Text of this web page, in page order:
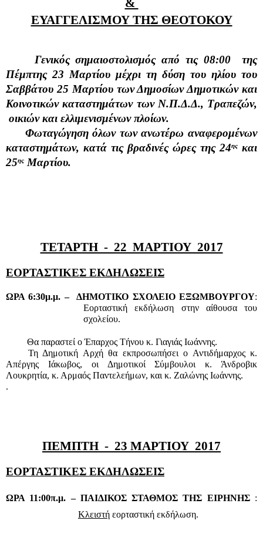
&
ΕΥΑΓΓΕΛΙΣΜΟΥ ΤΗΣ ΘΕΟΤΟΚΟΥ
Πέμπτης 23 Μαρτίου μέχρι τη δύση του ηλίου του
Σαββάτου 25 Μαρτίου των Δημοσίων Δημοτικών και
Κοινοτικών καταστημάτων των Ν.Π.Δ.Δ., Τραπεζών,
οικιών και ελλιμενισμένων πλοίων.
καταστημάτων, κατά τις βραδινές ώρες της 24ης και
25ης Μαρτίου.
ΤΕΤΑΡΤΗ  -  22  ΜΑΡΤΙΟΥ  2017
ΕΟΡΤΑΣΤΙΚΕΣ ΕΚΔΗΛΩΣΕΙΣ
ΩΡΑ 6:30μ.μ. –  ΔΗΜΟΤΙΚΟ ΣΧΟΛΕΙΟ ΕΞΩΜΒΟΥΡΓΟΥ:
Εορταστική εκδήλωση στην αίθουσα του
σχολείου.
Θα παραστεί ο Έπαρχος Τήνου κ. Γιαγιάς Ιωάννης.
Τη Δημοτική Αρχή θα εκπροσωπήσει ο Αντιδήμαρχος κ.
Απέργης Ιάκωβος, οι Δημοτικοί Σύμβουλοι κ. Άνδροβικ
Λουκρητία, κ. Αρμαός Παντελεήμων, και κ. Ζαλώνης Ιωάννης.
.
ΠΕΜΠΤΗ  -  23 ΜΑΡΤΙΟΥ  2017
ΕΟΡΤΑΣΤΙΚΕΣ ΕΚΔΗΛΩΣΕΙΣ
ΩΡΑ 11:00π.μ. – ΠΑΙΔΙΚΟΣ ΣΤΑΘΜΟΣ ΤΗΣ ΕΙΡΗΝΗΣ
Κλειστή εορταστική εκδήλωση.